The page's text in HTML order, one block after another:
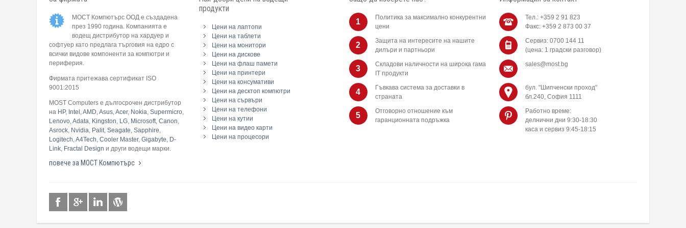
МОСТ Компютърс ООД е създадена
през 1990 година. Компанията е
водещ дистрибутор на хардуер и
софтуер като предлага търговия на едро с
всички видове компоненти за компютри и
периферия.
Фирмата притежава сертификат ISO
9001:2015
MOST Computers е дългосрочен дистрибутор
на HP, Intel ,AMD,Asus,Acer, Nokia, Supermicro,
Lenovo,Adata, Kingston, LG, Microsoft, Canon,
Asrock, Nvidia, Palit, Seagate, Sapphire,
Logitech,A4Tech, Cooler Master, Gigabyte, D-
Link, Fractal Design и други водещи марки.
повече за МОСТ Компютърс
продукти
Цени на лаптопи
Цени на таблети
Цени на монитори
Цени на дискове
Цени на флаш памети
Цени на принтери
Цени на консумативи
Цени на десктоп компютри
Цени на сървъри
Цени на телефони
Цени на кутии
Цени на видео карти
Цени на процесори
1
Политика за максимално конкурентни
цени
2
Защита на интересите на нашите
дилъри и партньори
3
Складови наличности на широка гама
IT продукти
4
Гъвкава система за доставки в
страната
5
Отговорно отношение към
гаранционната подръжка
Тел.: +359 2 91 823
Факс: +359 2 873 00 37
Сервиз: 0700 144 11
(цена: 1 градски разговор)
sales@most.bg
бул. "Шипченски проход"
бл.240, София 1111
Работно време:
делнични дни 9:30-18:30
каса и сервиз 9:45-18:15